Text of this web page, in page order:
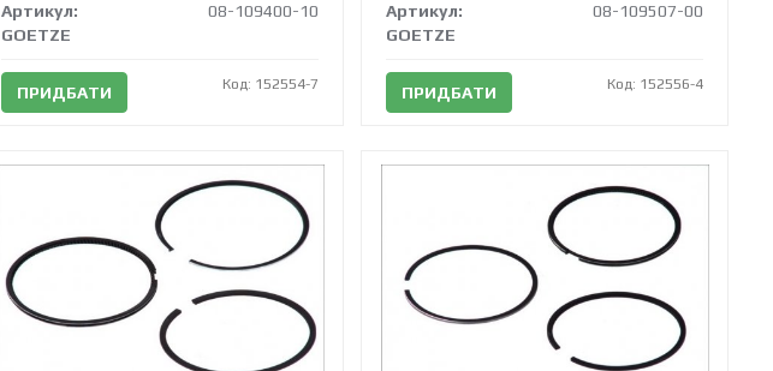
Артикул:
08-109400-10
GOETZE
ПРИДБАТИ Код: 152554-7
Артикул:
08-109507-00
GOETZE
ПРИДБАТИ Код: 152556-4